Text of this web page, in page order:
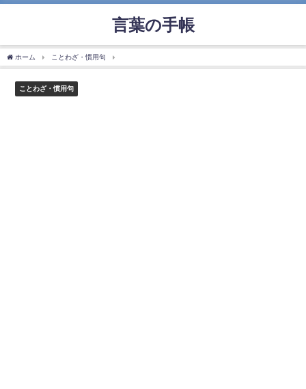
言葉の手帳
ホーム ことわざ・慣用句
ことわざ・慣用句